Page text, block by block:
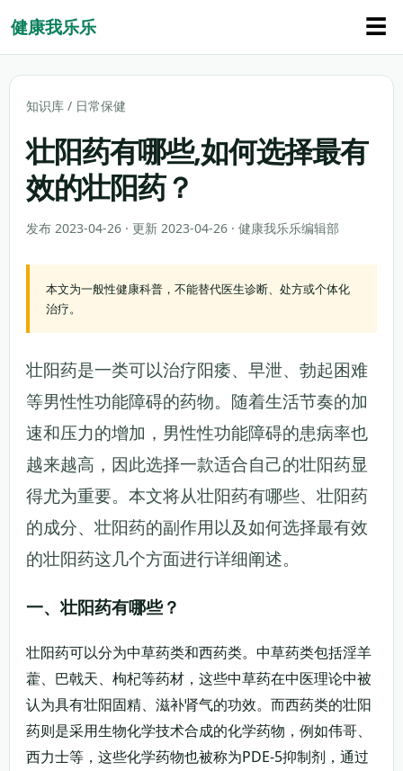
健康我乐乐 ☰
知识库 / 日常保健
壮阳药有哪些,如何选择最有
效的壮阳药？
发布 2023-04-26 · 更新 2023-04-26 · 健康我乐乐编辑部
本文为一般性健康科普，不能替代医生诊断、处方或个体化
治疗。
壮阳药是一类可以治疗阳痿、早泄、勃起困难
等男性性功能障碍的药物。随着生活节奏的加
速和压力的增加，男性性功能障碍的患病率也
越来越高，因此选择一款适合自己的壮阳药显
得尤为重要。本文将从壮阳药有哪些、壮阳药
的成分、壮阳药的副作用以及如何选择最有效
的壮阳药这几个方面进行详细阐述。
一、壮阳药有哪些？
壮阳药可以分为中草药类和西药类。中草药类包括淫羊
藿、巴戟天、枸杞等药材，这些中草药在中医理论中被
认为具有壮阳固精、滋补肾气的功效。而西药类的壮阳
药则是采用生物化学技术合成的化学药物，例如伟哥、
西力士等，这些化学药物也被称为PDE-5抑制剂，通过